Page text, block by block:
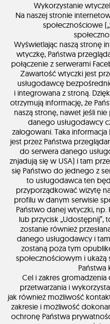
Wykorzystanie
Na naszej stronie
społecznościowe
Wyświetlając naszą stronę
wtyczkę, Państwa
połączenie z serwerami
Zawartość wtyczki jest
usługodawcę
i integrowana z stroną.
otrzymują informację, że
naszą stronę, nawet jeśli
danego usługodawcy
zalogowani. Taka informacja
jest przez Państwa
do serwera danego
znjadują się w USA) i tam
się Państwo do jednego z
to usługodawca ten
przyporządkować wizytę
profilu w danym serwisie
Państwo danej wtyczki, np.
lub przycisk
zostanie również
danego usługodawcy i
zostaną poza tym
społecznościowym i
Państwa
Cel i zakres
przetwarzania i
jak również możliwość
zakresie i możliwość
ochronę Państwa